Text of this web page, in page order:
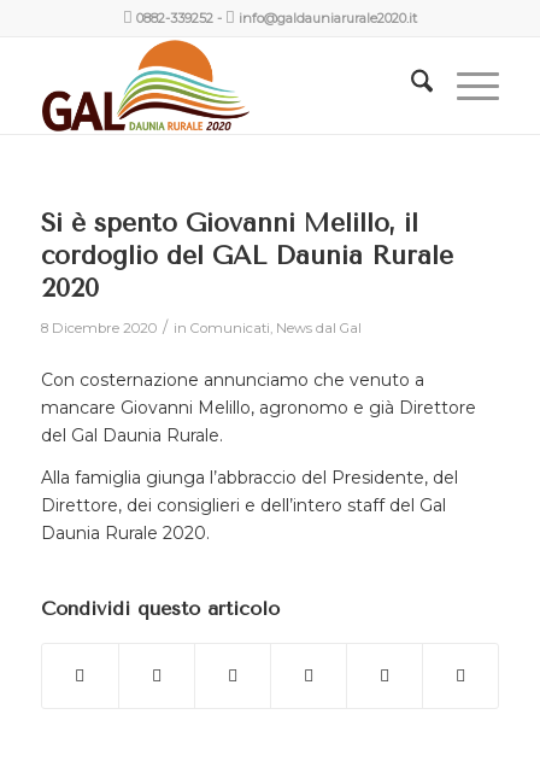
0882-339252- info@galdauniarurale2020.it
Si è spento Giovanni Melillo, il
cordoglio del GAL Daunia Rurale
2020
8 Dicembre 2020 / in Comunicati, News dal Gal
Con costernazione annunciamo che venuto a
mancare Giovanni Melillo, agronomo e già Direttore
del Gal Daunia Rurale.
Alla famiglia giunga l’abbraccio del Presidente, del
Direttore, dei consiglieri e dell’intero staff del Gal
Daunia Rurale 2020.
Condividi questo articolo